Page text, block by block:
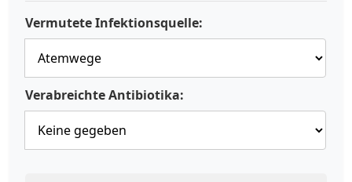
Vermutete Infektionsquelle:
Verabreichte Antibiotika: